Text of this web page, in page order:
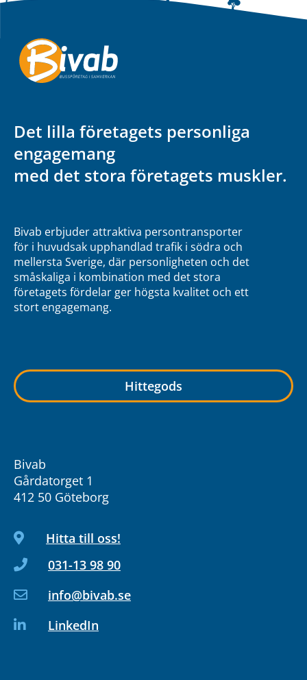
Det lilla företagets personliga
engagemang
med det stora företagets muskler.
Bivab erbjuder attraktiva persontransporter
för i huvudsak upphandlad trafik i södra och
mellersta Sverige, där personligheten och det
småskaliga i kombination med det stora
företagets fördelar ger högsta kvalitet och ett
stort engagemang.
Hittegods
Bivab
Gårdatorget 1
412 50 Göteborg
Hitta till oss!
031-13 98 90
info@bivab.se
LinkedIn